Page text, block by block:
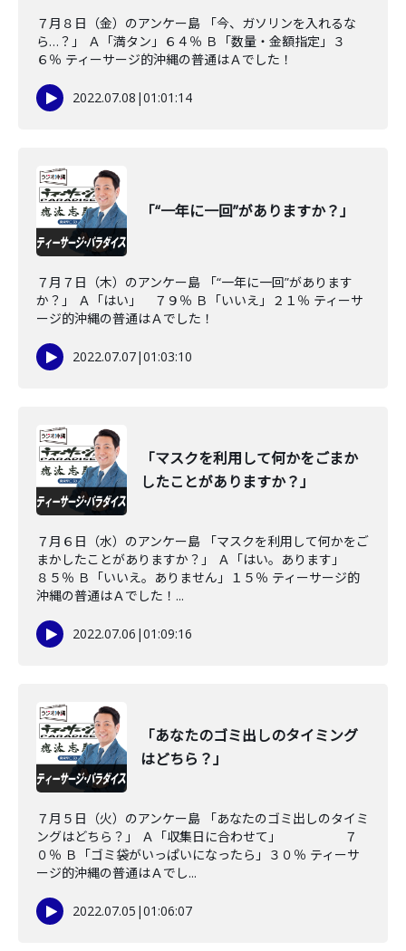
７月８日（金）のアンケー島 「今、ガソリンを入れるな
ら…？」 Ａ「満タン」６４％ Ｂ「数量・金額指定」３
６％ ティーサージ的沖縄の普通はＡでした！
2022.07.08 |01:01:14
「“一年に一回”がありますか？」
７月７日（木）のアンケー島 「“一年に一回”があります
か？」 Ａ「はい」 ７９％ Ｂ「いいえ」２１％ ティーサ
ージ的沖縄の普通はＡでした！
2022.07.07|01:03:10
「マスクを利用して何かをごまか
したことがありますか？」
７月６日（水）のアンケー島 「マスクを利用して何かをご
まかしたことがありますか？」 Ａ「はい。あります」
８５％ Ｂ「いいえ。ありません」１５％ ティーサージ的
沖縄の普通はＡでした！...
2022.07.06 |01:09:16
「あなたのゴミ出しのタイミング
はどちら？」
７月５日（火）のアンケー島 「あなたのゴミ出しのタイミ
ングはどちら？」 Ａ「収集日に合わせて」 ７
０％ Ｂ「ゴミ袋がいっぱいになったら」３０％ ティーサ
ージ的沖縄の普通はＡでし...
2022.07.05 |01:06:07